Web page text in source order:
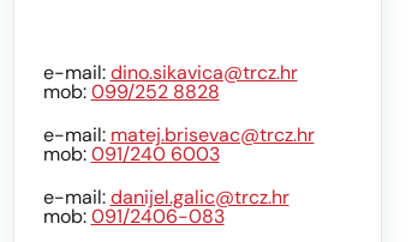
e-mail:dino.sikavica@trcz.hr
mob:099/252 8828
e-mail: matej.brisevac@trcz.hr
mob:091/240 6003
e-mail:danijel.galic@trcz.hr
mob:091/2406-083